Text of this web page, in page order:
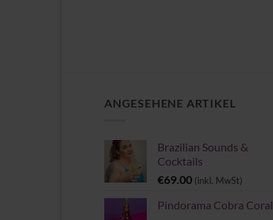
ANGESEHENE ARTIKEL
Brazilian Sounds &
Cocktails
€69.00 (inkl. MwSt)
Pindorama Cobra Coral